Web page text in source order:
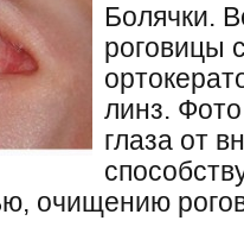
Болячки.
роговицы
линз.
глаза от
очищению